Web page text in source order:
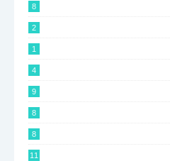
8
2
1
4
9
8
8
11